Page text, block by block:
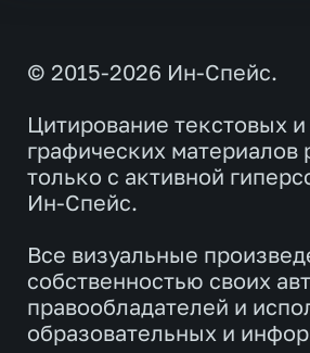
© 2015-2026 Ин-Спейс.
Цитирование текстовых
графических материалов
только с активной
Ин-Спейс.
Все визуальные
собственностью своих
правообладателей и
образовательных и